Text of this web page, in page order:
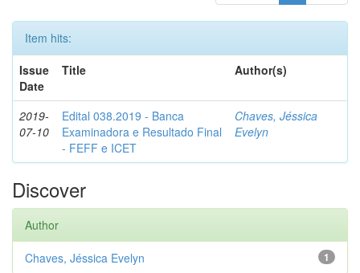
Item hits:
Issue
Date
Title Author(s)
2019-
07-10
Edital 038.2019 - Banca
Examinadora e Resultado Final
- FEFF e ICET
Chaves, Jéssica
Evelyn
Discover
Author
1
Chaves, Jéssica Evelyn